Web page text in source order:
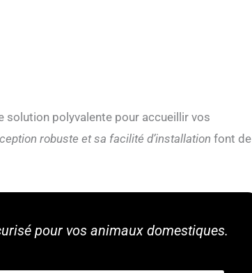
solution polyvalente pour accueillir vos
robuste et sa facilité d’installation font de
pour vos animaux domestiques.